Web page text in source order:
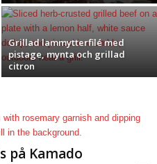
Grillad lammytterfilé med
pistage, mynta och grillad
citron
på Kamado